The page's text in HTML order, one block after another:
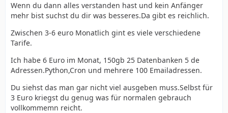
Wenn du dann alles verstanden hast und kein Anfänger
mehr bist suchst du dir was besseres.Da gibt es reichlich.
Zwischen 3-6 euro Monatlich gint es viele verschiedene
Tarife.
Ich habe 6 Euro im Monat, 150gb 25 Datenbanken 5 de
Adressen.Python,Cron und mehrere 100 Emailadressen.
Du siehst das man gar nicht viel ausgeben muss.Selbst für
3 Euro kriegst du genug was für normalen gebrauch
vollkommemn reicht.